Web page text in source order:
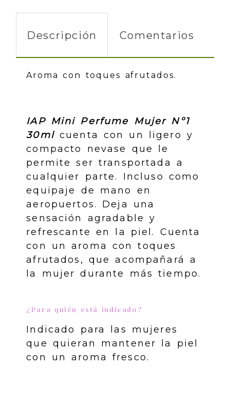
Descripción Comentarios
Aroma con toques afrutados.
IAP Mini Perfume Mujer Nº1
30mlcuenta con un ligero y
compacto nevase que le
permite ser transportada a
cualquier parte. Incluso como
equipaje de mano en
aeropuertos. Deja una
sensación agradable y
refrescante en la piel. Cuenta
con un aroma con toques
afrutados, que acompañará a
la mujer durante más tiempo.
¿Para quién está indicado?
Indicado para las mujeres
que quieran mantener la piel
con un aroma fresco.